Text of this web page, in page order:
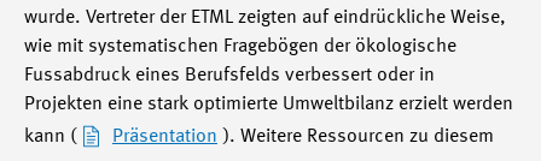
wurde. Vertreter der ETML zeigten auf eindrückliche Weise,
wie mit systematischen Fragebögen der ökologische
Fussabdruck eines Berufsfelds verbessert oder in
Projekten eine stark optimierte Umweltbilanz erzielt werden
kann (
Präsentation ). Weitere Ressourcen zu diesem